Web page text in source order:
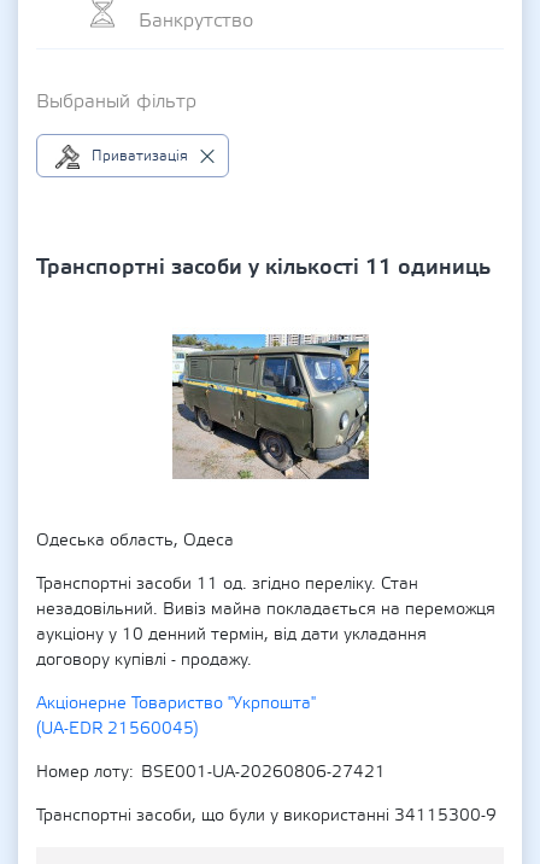
Банкрутство
Выбраный фільтр
Приватизація
Транспортні засоби у кількості 11 одиниць
Одеська область, Одеса
Транспортні засоби 11 од. згідно переліку. Стан
незадовільний. Вивіз майна покладається на переможця
аукціону у 10 денний термін, від дати укладання
договору купівлі - продажу.
Акціонерне Товариство "Укрпошта"
(UA-EDR 21560045)
Номер лоту
BSE001-UA-20260806-27421
Транспортні засоби, що були у використанні 34115300-9